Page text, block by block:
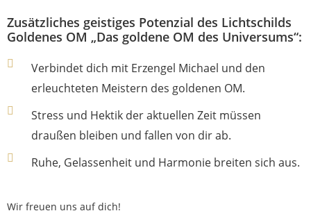
Zusätzliches geistiges Potenzial des Lichtschilds
Goldenes OM „Das goldene OM des Universums“:
Verbindet dich mit Erzengel Michael und den
erleuchteten Meistern des goldenen OM.
Stress und Hektik der aktuellen Zeit müssen
draußen bleiben und fallen von dir ab.
Ruhe, Gelassenheit und Harmonie breiten sich aus.
Wir freuen uns auf dich!